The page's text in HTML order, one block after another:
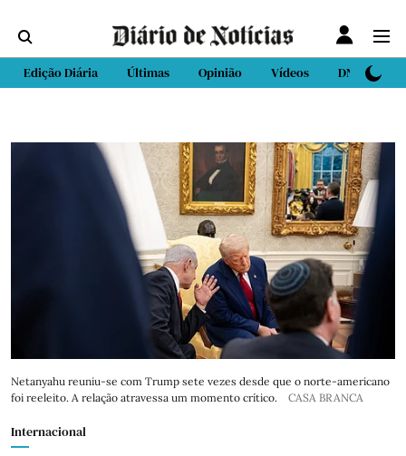
Edição Diária Últimas Opinião Vídeos DN Sport
Netanyahu reuniu-se com Trump sete vezes desde que o norte-americano
foi reeleito. A relação atravessa um momento crítico.
CASA BRANCA
Internacional